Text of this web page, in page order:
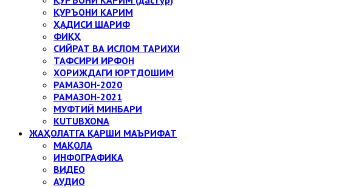
ҚУРЪОНИ КАРИМ
ҲАДИСИ ШАРИФ
ФИҚҲ
СИЙРАТ ВА ИСЛОМ ТАРИХИ
ТАФСИРИ ИРФОН
ХОРИЖДАГИ ЮРТДОШИМ
РАМАЗОН-2020
РАМАЗОН-2021
МУФТИЙ МИНБАРИ
KUTUBXONA
ЖАҲОЛАТГА ҚАРШИ МАЪРИФАТ
МАҚОЛА
ИНФОГРАФИКА
ВИДЕО
АУДИО